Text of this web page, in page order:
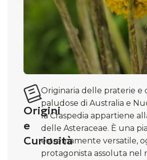
Origini
e
Curiosità
Originaria delle praterie e
paludose di Australia e
la Craspedia appartiene
delle Asteraceae. È una
estremamente versatile,
protagonista assoluta nel